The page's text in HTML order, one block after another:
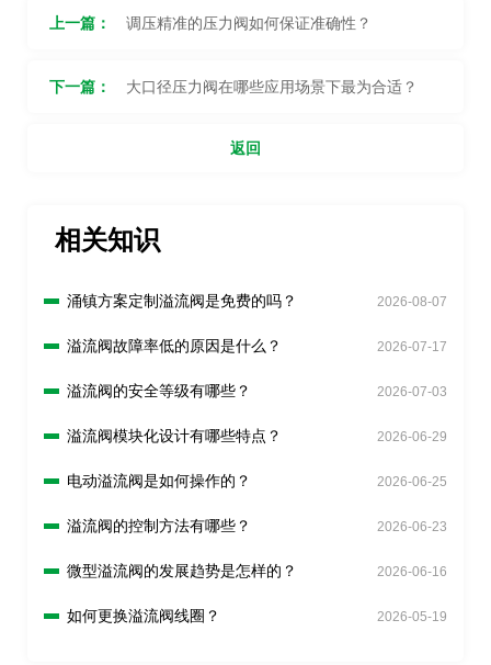
上一篇： 调压精准的压力阀如何保证准确性？
下一篇： 大口径压力阀在哪些应用场景下最为合适？
返回
相关知识
涌镇方案定制溢流阀是免费的吗？ 2026-08-07
溢流阀故障率低的原因是什么？ 2026-07-17
溢流阀的安全等级有哪些？ 2026-07-03
溢流阀模块化设计有哪些特点？ 2026-06-29
电动溢流阀是如何操作的？ 2026-06-25
溢流阀的控制方法有哪些？ 2026-06-23
微型溢流阀的发展趋势是怎样的？ 2026-06-16
如何更换溢流阀线圈？ 2026-05-19